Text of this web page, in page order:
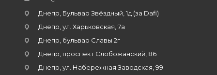
Днепр, Бульвар Звёздный, 1д (за Dafi)
Днепр, ул. Харьковская, 7а
Днепр, бульвар Славы 2г
Днепр, проспект Слобожанский, 86
Днепр, ул. Набережная Заводская, 99